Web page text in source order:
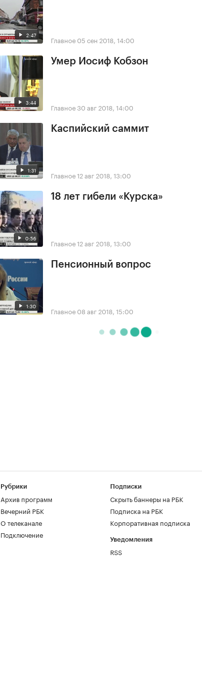
2:47 Главное 05 сен 2018, 14:00
3:44
Умер Иосиф Кобзон
Главное30 авг 2018, 14:00
1:31
Каспийский саммит
Главное12 авг 2018, 13:00
0:56
18 лет гибели «Курска»
Главное12 авг 2018, 13:00
1:30
Пенсионный вопрос
Главное 08 авг 2018, 15:00
Рубрики
Архив программ
Вечерний РБК
О телеканале
Подключение
Подписки
Скрыть баннеры на РБК
Подписка на РБК
Корпоративная подписка
Уведомления
RSS